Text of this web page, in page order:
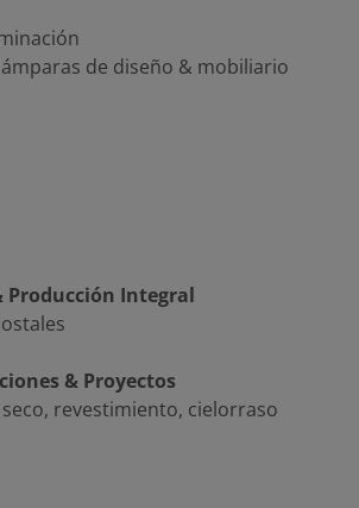
de diseño & mobiliario
Producción Integral
& Proyectos
revestimiento, cielorraso